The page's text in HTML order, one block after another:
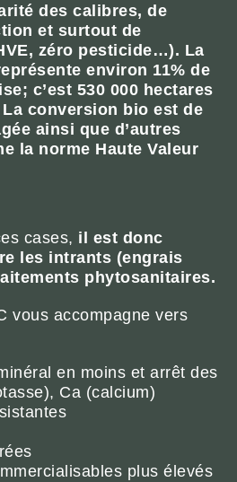
des calibres, de
et surtout de
zéro pesticide…). La
environ 11% de
c’est 530 000 hectares
conversion bio est de
ainsi que d’autres
la norme Haute Valeur
cases, il est donc
les intrants (engrais
phytosanitaires.
vous accompagne vers
en moins et arrêt des
Ca (calcium)
plus élevés